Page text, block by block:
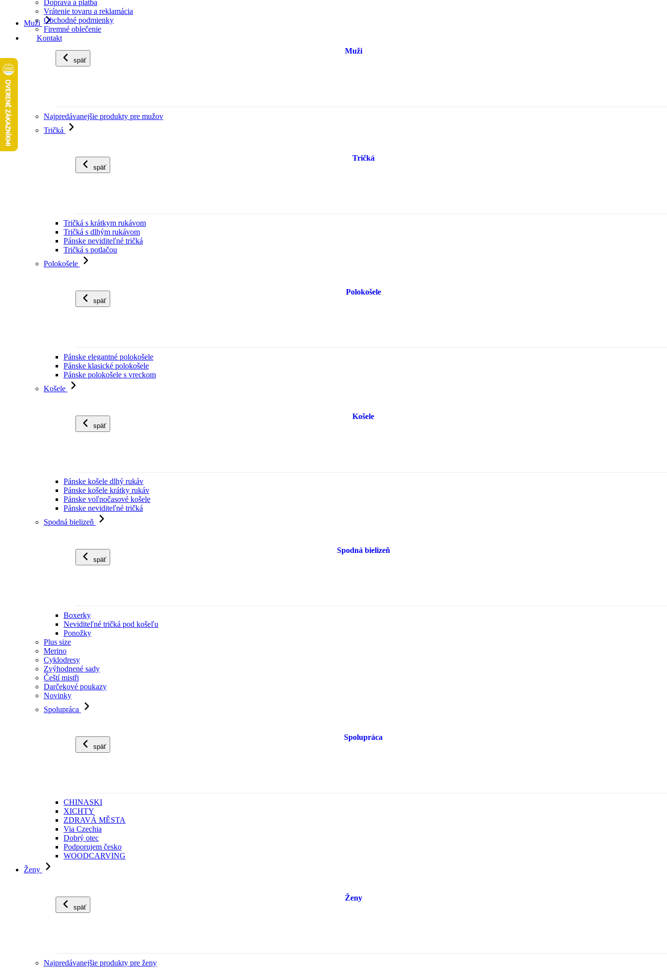
Doprava a platba
Vrátenie tovaru a reklamácia
Obchodné podmienky
Firemné oblečenie
Kontakt
Muži
späť
Muži
Najpredávanejšie produkty pre mužov
Tričká
späť
Tričká
Tričká s krátkym rukávom
Tričká s dlhým rukávom
Pánske neviditeľné tričká
Tričká s potlačou
Polokošele
späť
Polokošele
Pánske elegantné polokošele
Pánske klasické polokošele
Pánske polokošele s vreckom
Košele
späť
Košele
Pánske košele dlhý rukáv
Pánske košele krátky rukáv
Pánske voľnočasové košele
Pánske neviditeľné tričká
Spodná bielizeň
späť
Spodná bielizeň
Boxerky
Neviditeľné tričká pod košeľu
Ponožky
Plus size
Merino
Cyklodresy
Zvýhodnené sady
Čeští mistři
Darčekové poukazy
Novinky
Spolupráca
späť
Spolupráca
CHINASKI
XICHTY
ZDRAVÁ MĚSTA
Via Czechia
Dobrý otec
Podporujem česko
WOODCARVING
Ženy
späť
Ženy
Najpredávanejšie produkty pre ženy